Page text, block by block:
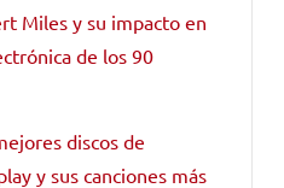
Miles y su impacto en
de los 90
discos de
y sus canciones más